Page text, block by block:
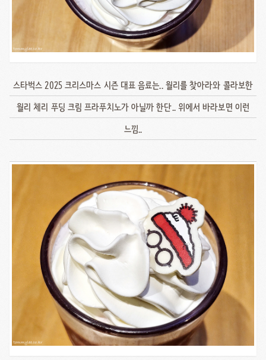
스타벅스 2025 크리스마스 시즌 대표 음료는.. 월리를 찾아라와 콜라보한
월리 체리 푸딩 크림 프라푸치노가 아닐까 한단.. 위에서 바라보면 이런
느낌..